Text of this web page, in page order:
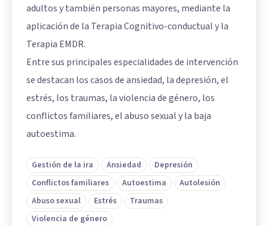
adultos y también personas mayores, mediante la
aplicación de la Terapia Cognitivo-conductual y la
Terapia EMDR.
Entre sus principales especialidades de intervención
se destacan los casos de ansiedad, la depresión, el
estrés, los traumas, la violencia de género, los
conflictos familiares, el abuso sexual y la baja
autoestima.
Gestión de la ira Ansiedad
Depresión
Conflictos familiares
Autoestima
Autolesión
Abuso sexual
Estrés
Traumas
Violencia de género